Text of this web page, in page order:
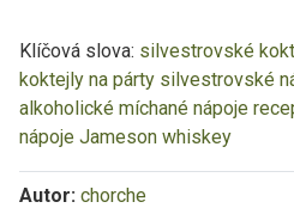
Klíčová slova: silvestrovské
koktejly na párty silvestrovské
alkoholické míchané nápoje
nápoje Jameson whiskey
Autor: chorche